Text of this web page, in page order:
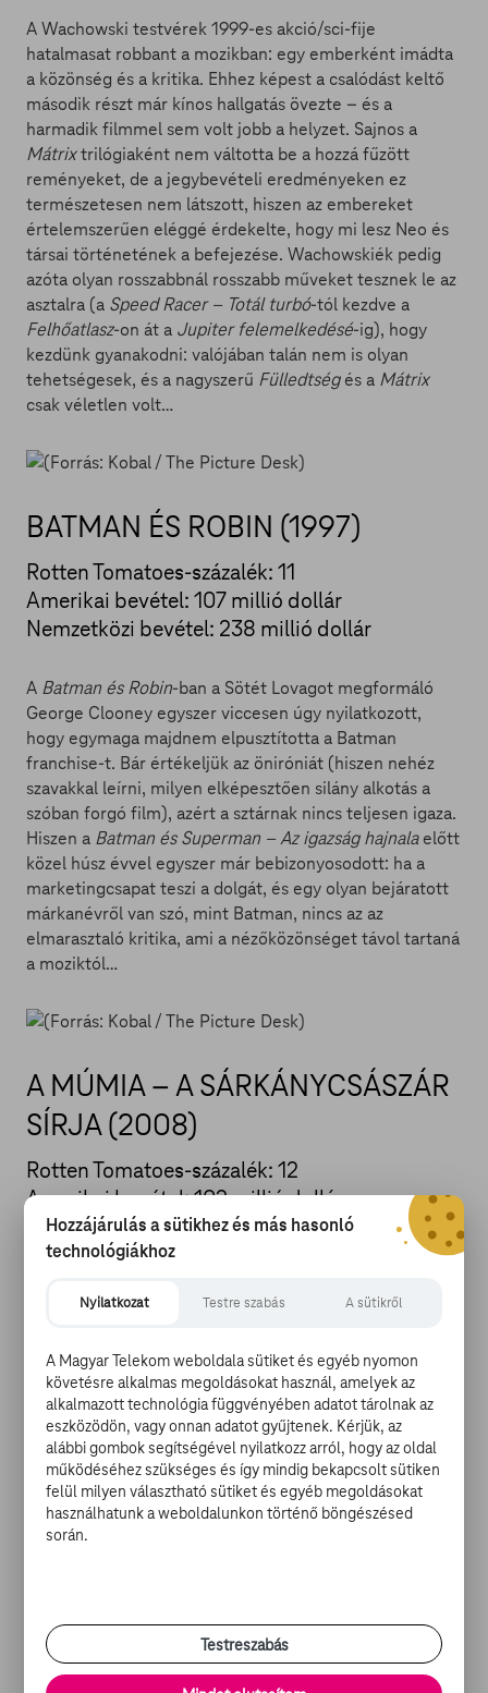
A Wachowski testvérek 1999-es akció/sci-fije
hatalmasat robbant a mozikban: egy emberként imádta
a közönség és a kritika. Ehhez képest a csalódást keltő
második részt már kínos hallgatás övezte – és a
harmadik filmmel sem volt jobb a helyzet. Sajnos a
Mátrixtrilógiaként nem váltotta be a hozzá fűzött
reményeket, de a jegybevételi eredményeken ez
természetesen nem látszott, hiszen az embereket
értelemszerűen eléggé érdekelte, hogy mi lesz Neo és
társai történetének a befejezése. Wachowskiék pedig
azóta olyan rosszabbnál rosszabb műveket tesznek le az
asztalra (a Speed Racer – Totál turbó-tól kezdve a
Felhőatlasz-on át a Jupiter felemelkedésé-ig), hogy
kezdünk gyanakodni: valójában talán nem is olyan
tehetségesek, és a nagyszerű Fülledtségés a Mátrix
csak véletlen volt…
BATMAN ÉS ROBIN (1997)
Rotten Tomatoes-százalék: 11
Amerikai bevétel: 107 millió dollár
Nemzetközi bevétel: 238 millió dollár
A Batman és Robin-ban a Sötét Lovagot megformáló
George Clooney egyszer viccesen úgy nyilatkozott,
hogy egymaga majdnem elpusztította a Batman
franchise-t. Bár értékeljük az öniróniát (hiszen nehéz
szavakkal leírni, milyen elképesztően silány alkotás a
szóban forgó film), azért a sztárnak nincs teljesen igaza.
Hiszen a Batman és Superman – Az igazság hajnalaelőtt
közel húsz évvel egyszer már bebizonyosodott: ha a
marketingcsapat teszi a dolgát, és egy olyan bejáratott
márkanévről van szó, mint Batman, nincs az az
elmarasztaló kritika, ami a nézőközönséget távol tartaná
a moziktól…
A MÚMIA – A SÁRKÁNYCSÁSZÁR
SÍRJA (2008)
Rotten Tomatoes-százalék: 12
Amerikai bevétel: 102 millió dollár
Nemzetközi bevétel: 401 millió dollár
elfeledkeztünk, mint a főszereplő, Brendan Fraser
a trilógiában Fraser mellett olyan tehetséges színészek
szerepeltek, mint Rachel Weisz, Maria Bello vagy John
Hannah, az alkotóknak valahogy mégsem sikerült egy jól
működő, épkézláb történetet összehozniuk. Mindhárom
film közül a legnevetségesebb talán a harmadik rész,
múmia – A sárkánycsászár sírjavolt, ám ez a közönséget
a legkevésbé sem érdekelte. Az egyre romló minőség
és a szó nélkül lecserélt női főszereplő dacára (Rachel
Hozzájárulás a sütikhez és más hasonló
technológiákhoz
Nyilatkozat Testre szabás A sütikről
A Magyar Telekom weboldala sütiket és egyéb nyomon
követésre alkalmas megoldásokat használ, amelyek az
alkalmazott technológia függvényében adatot tárolnak az
eszközödön, vagy onnan adatot gyűjtenek. Kérjük, az
alábbi gombok segítségével nyilatkozz arról, hogy az oldal
működéséhez szükséges és így mindig bekapcsolt sütiken
felül milyen választható sütiket és egyéb megoldásokat
használhatunk a weboldalunkon történő böngészésed
során.
Testreszabás